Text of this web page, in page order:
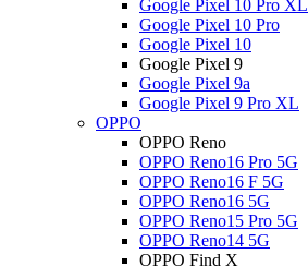
Google Pixel 10 Pro XL
Google Pixel 10 Pro
Google Pixel 10
Google Pixel 9
Google Pixel 9a
Google Pixel 9 Pro XL
OPPO
OPPO Reno
OPPO Reno16 Pro 5G
OPPO Reno16 F 5G
OPPO Reno16 5G
OPPO Reno15 Pro 5G
OPPO Reno14 5G
OPPO Find X